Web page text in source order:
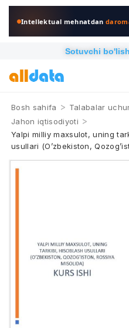
Intellektual mehnatdan
Sotuvchi bo'lish
Bosh sahifa > Talabalar
Jahon iqtisodiyoti >
Yalpi milliy maxsulot, uning
usullari (O’zbekiston,